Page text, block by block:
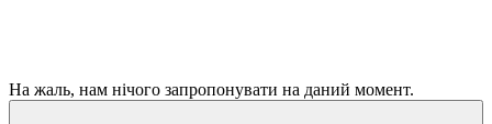
На жаль, нам нічого запропонувати на даний момент.